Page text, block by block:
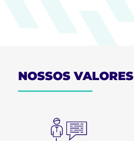
NOSSOS VALORES